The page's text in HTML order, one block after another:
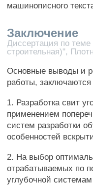
машинописного
Заключение
Диссертация по теме
строительная)",
Основные выводы и
работы,
1. Разработка свит
применением
систем разработки
особенностей
2. На выбор
отрабатываемых по
углубочной